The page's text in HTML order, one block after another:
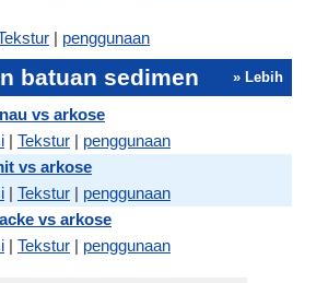
| penggunaan
batuan sedimen » Lebih
vs arkose
| Tekstur | penggunaan
vs arkose
| Tekstur | penggunaan
vs arkose
| Tekstur | penggunaan